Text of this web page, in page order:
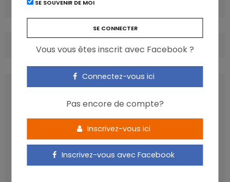
AVC: les sodas mis en cause chez les femmes
COMMENTS
LATEST POSTS
SE SOUVENIR DE MOI
Vous vous êtes inscrit avec Facebook ?
Connectez-vous ici
Pas encore de compte?
Inscrivez-vous ici
Inscrivez-vous avec Facebook